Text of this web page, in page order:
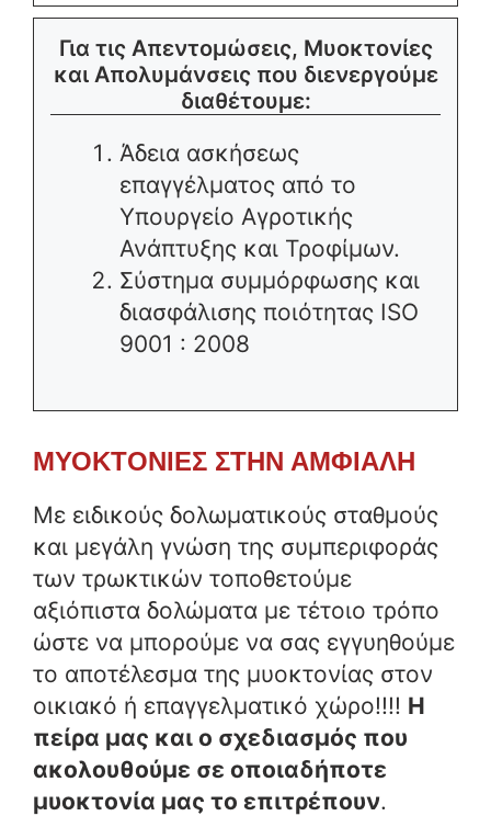
Για τις Απεντομώσεις, Μυοκτονίες
και Απολυμάνσεις που διενεργούμε
διαθέτουμε:
Άδεια ασκήσεως
επαγγέλματος από το
Υπουργείο Αγροτικής
Ανάπτυξης και Τροφίμων.
Σύστημα συμμόρφωσης και
διασφάλισης ποιότητας ISO
9001 : 2008
ΜΥΟΚΤΟΝΙΕΣ ΣΤΗΝ ΑΜΦΙΑΛΗ
Με ειδικούς δολωματικούς σταθμούς
και μεγάλη γνώση της συμπεριφοράς
των τρωκτικών τοποθετούμε
αξιόπιστα δολώματα με τέτοιο τρόπο
ώστε να μπορούμε να σας εγγυηθούμε
το αποτέλεσμα της μυοκτονίας στον
οικιακό ή επαγγελματικό χώρο!!!! Η
πείρα μας και ο σχεδιασμός που
ακολουθούμε σε οποιαδήποτε
μυοκτονία μας το επιτρέπουν.